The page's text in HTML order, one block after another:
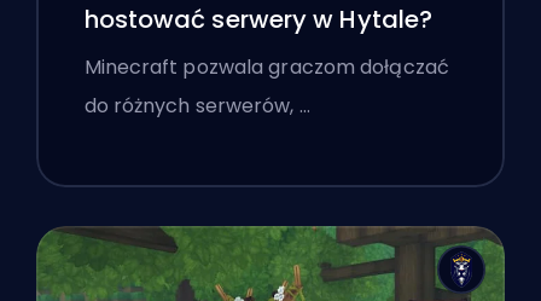
hostować serwery w Hytale?
Minecraft pozwala graczom dołączać
do różnych serwerów, …